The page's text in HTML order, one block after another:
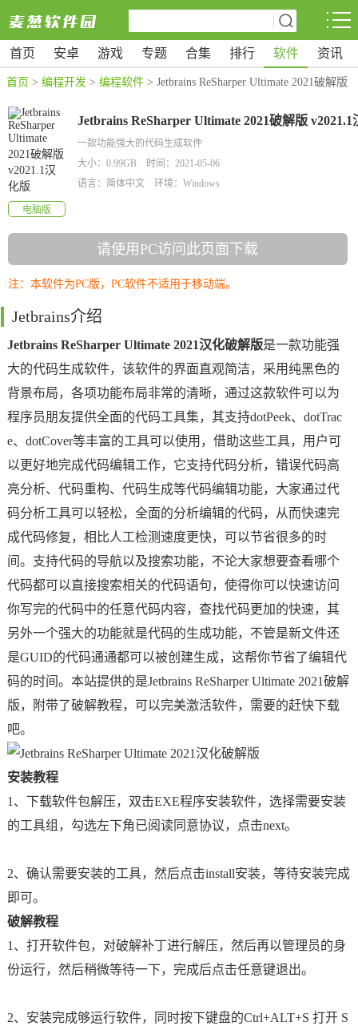
首页 安卓 游戏 专题 合集 排行 软件 资讯
首页 > 编程开发 > 编程软件 > Jetbrains ReSharper Ultimate 2021破解版
电脑版
Jetbrains ReSharper Ultimate 2021破解版 v2021.1
化版
一款功能强大的代码生成软件
大小：0.99GB 时间：2021-05-06
语言：简体中文 环境：Windows
请使用PC访问此页面下载
注：本软件为PC版，PC软件不适用于移动端。
Jetbrains介绍
Jetbrains ReSharper Ultimate 2021汉化破解版是一款功能强
大的代码生成软件，该软件的界面直观简洁，采用纯黑色的
背景布局，各项功能布局非常的清晰，通过这款软件可以为
程序员朋友提供全面的代码工具集，其支持dotPeek、dotTrac
e、dotCover等丰富的工具可以使用，借助这些工具，用户可
以更好地完成代码编辑工作，它支持代码分析，错误代码高
亮分析、代码重构、代码生成等代码编辑功能，大家通过代
码分析工具可以轻松，全面的分析编辑的代码，从而快速完
成代码修复，相比人工检测速度更快，可以节省很多的时
间。支持代码的导航以及搜索功能，不论大家想要查看哪个
代码都可以直接搜索相关的代码语句，使得你可以快速访问
你写完的代码中的任意代码内容，查找代码更加的快速，其
另外一个强大的功能就是代码的生成功能，不管是新文件还
是GUID的代码通通都可以被创建生成，这帮你节省了编辑代
码的时间。本站提供的是Jetbrains ReSharper Ultimate 2021破解
版，附带了破解教程，可以完美激活软件，需要的赶快下载
吧。
安装教程
1、下载软件包解压，双击EXE程序安装软件，选择需要安装
的工具组，勾选左下角已阅读同意协议，点击next。
2、确认需要安装的工具，然后点击install安装，等待安装完成
即可。
破解教程
1、打开软件包，对破解补丁进行解压，然后再以管理员的身
份运行，然后稍微等待一下，完成后点击任意键退出。
2、安装完成够运行软件，同时按下键盘的Ctrl+ALT+S 打开 S